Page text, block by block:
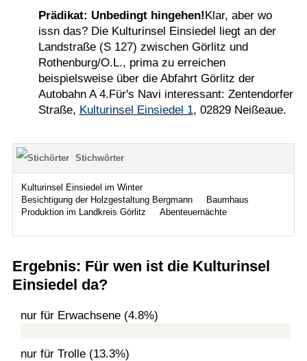
Prädikat: Unbedingt hingehen!Klar, aber wo
issn das? Die Kulturinsel Einsiedel liegt an der
Landstraße (S 127) zwischen Görlitz und
Rothenburg/O.L., prima zu erreichen
beispielsweise über die Abfahrt Görlitz der
Autobahn A 4.Für's Navi interessant: Zentendorfer
Straße, Kulturinsel Einsiedel 1, 02829 Neißeaue.
Stichwörter
Kulturinsel Einsiedel im Winter
Besichtigung der Holzgestaltung Bergmann
Baumhaus
Produktion im Landkreis Görlitz
Abenteuernächte
Ergebnis: Für wen ist die Kulturinsel
Einsiedel da?
nur für Erwachsene (4.8%)
nur für Trolle (13.3%)